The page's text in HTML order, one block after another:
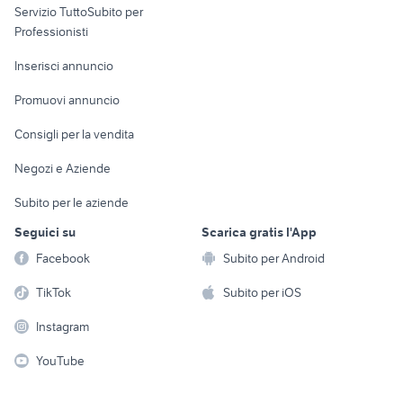
Informatica
Console e
Fotografia
Telefonia
Biciclette
Servizio TuttoSubito per
Professionisti
Inserisci annuncio
Promuovi annuncio
Consigli per la vendita
Negozi e Aziende
Subito per le aziende
Seguici su
Facebook
TikTok
Instagram
YouTube
Scarica gratis l'App
Subito per Android
Subito per iOS